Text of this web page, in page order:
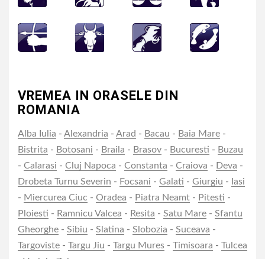
VREMEA IN ORASELE DIN
ROMANIA
Alba Iulia - Alexandria - Arad - Bacau - Baia Mare -
Bistrita - Botosani - Braila - Brasov - Bucuresti - Buzau
- Calarasi - Cluj Napoca - Constanta - Craiova - Deva -
Drobeta Turnu Severin - Focsani - Galati - Giurgiu - Iasi
- Miercurea Ciuc - Oradea - Piatra Neamt - Pitesti -
Ploiesti - Ramnicu Valcea - Resita - Satu Mare - Sfantu
Gheorghe - Sibiu - Slatina - Slobozia - Suceava -
Targoviste - Targu Jiu - Targu Mures - Timisoara - Tulcea